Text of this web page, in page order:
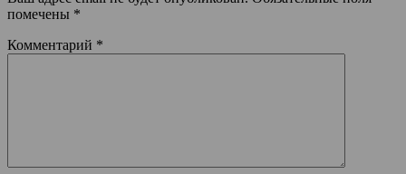
помечены *
Комментарий *